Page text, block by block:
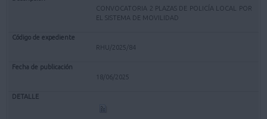
CONVOCATORIA 2 PLAZAS DE POLICÍA LOCAL POR
EL SISTEMA DE MOVILIDAD
RHU/2025/84
18/06/2025